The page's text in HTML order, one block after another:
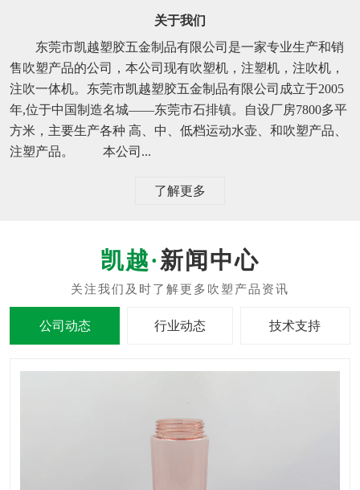
关于我们
东莞市凯越塑胶五金制品有限公司是一家专业生产和销
售吹塑产品的公司，本公司现有吹塑机，注塑机，注吹机，
注吹一体机。东莞市凯越塑胶五金制品有限公司成立于2005
年,位于中国制造名城——东莞市石排镇。自设厂房7800多平
方米，主要生产各种 高、中、低档运动水壶、和吹塑产品、
注塑产品。 本公司...
了解更多
新闻中心
公司动态 行业动态 技术支持